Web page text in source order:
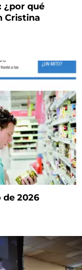
¿por qué
Cristina
de 2026